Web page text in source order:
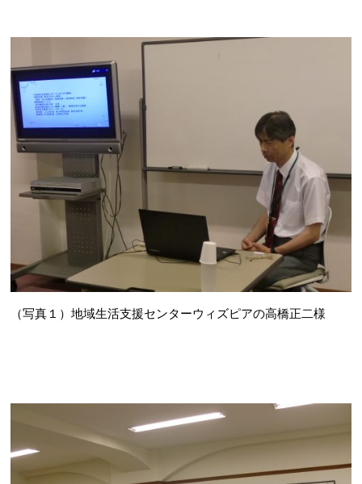
（写真１）地域生活支援センターウィズピアの高橋正二様